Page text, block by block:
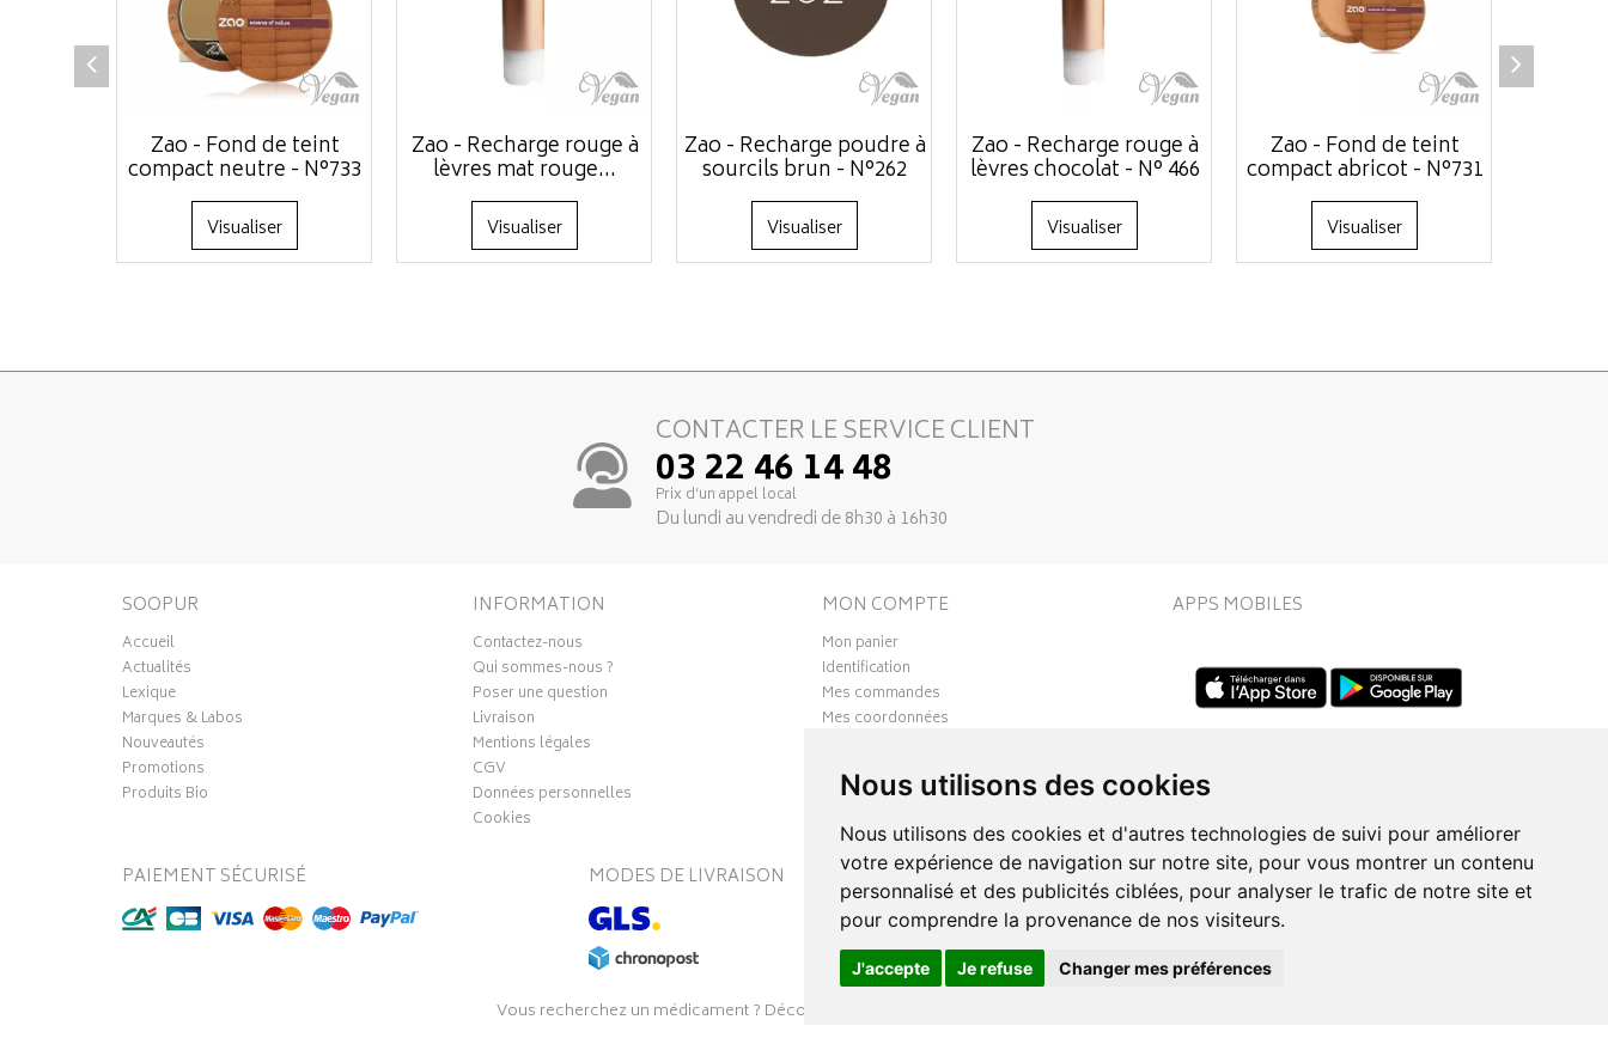
Nous utilisons des cookies
Nous utilisons des cookies et d'autres technologies de suivi pour améliorer
votre expérience de navigation sur notre site, pour vous montrer un contenu
personnalisé et des publicités ciblées, pour analyser le trafic de notre site et
pour comprendre la provenance de nos visiteurs.
J'accepte Je refuse Changer mes préférences
Zao - Fond de teint
compact neutre - N°733
Visualiser
Zao - Recharge rouge à
lèvres mat rouge...
Visualiser
Zao - Recharge poudre à
sourcils brun - N°262
Visualiser
Zao - Recharge rouge à
lèvres chocolat - N° 466
Visualiser
Zao - Fond de teint
compact abricot - N°731
Visualiser
CONTACTER LE SERVICE CLIENT
03 22 46 14 48
Prix d’un appel local
Du lundi au vendredi de 8h30 à 16h30
SOOPUR
Accueil
Actualités
Lexique
Marques & Labos
Nouveautés
Promotions
Produits Bio
INFORMATION
Contactez-nous
Qui sommes-nous ?
Poser une question
Livraison
Mentions légales
CGV
Données personnelles
Cookies
MON COMPTE
Mon panier
Identification
Mes commandes
Mes coordonnées
Mes favoris
Mes préférences Cookies
APPS MOBILES
PAIEMENT SÉCURISÉ MODES DE LIVRAISON SUIVEZ-NOUS SUR
Vous recherchez un médicament ? Découvrez la pharmacie en ligne Pharmaleo.fr